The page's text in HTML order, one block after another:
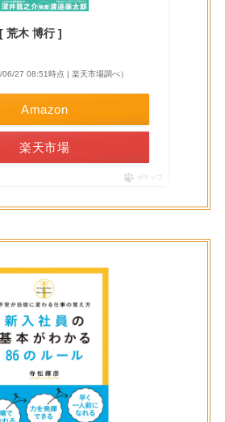
荒木 博行 ]
06/27 08:51時点 | 楽天市場調べ）
Amazon
楽天市場
ポチップ